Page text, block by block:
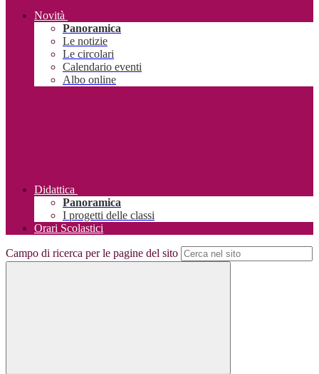
Novità
Panoramica
Le notizie
Le circolari
Calendario eventi
Albo online
Didattica
Panoramica
I progetti delle classi
Orari Scolastici
Campo di ricerca per le pagine del sito